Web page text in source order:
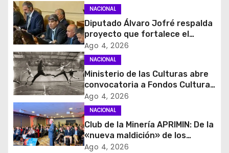
ó
n
d
e
e
n
t
NACIONAL
Diputado Álvaro Jofré respalda
proyecto que fortalece el
control de identidad durante
estados de excepción
Ago 4, 2026
NACIONAL
Ministerio de las Culturas abre
convocatoria a Fondos Cultura
2027 con foco en
transparencia, innovación y
acceso ciudadano
Ago 4, 2026
NACIONAL
Club de la Minería APRIMIN: De la
«nueva maldición» de los
recursos al rol clave de los
Ago 4, 2026